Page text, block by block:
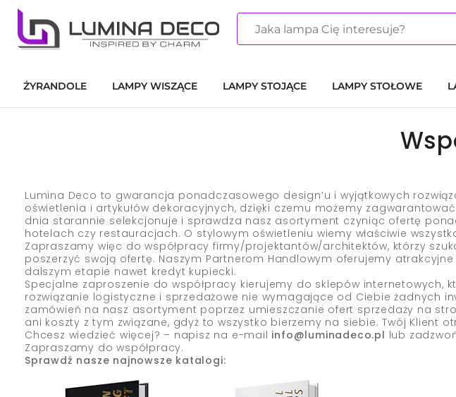
ŻYRANDOLE LAMPY WISZĄCE LAMPY STOJĄCE LAMPY STOŁOWE
Lumina Deco to gwarancja ponadczasowego design’u i wyjątkowych
oświetlenia i artykułów dekoracyjnych, dzięki czemu możemy
dnia starannie selekcjonuje i sprawdza nasz asortyment czyniąc ofertę
hotelach czy restauracjach. O stylowym oświetleniu wiemy właściwie
Zapraszamy więc do współpracy firmy/projektantów/architektów, którzy
poszerzyć swoją ofertę. Naszym Partnerom Handlowym oferujemy
dalszym etapie nawet kredyt kupiecki.
Specjalne zaproszenie do współpracy kierujemy do sklepów
rozwiązanie logistyczne i sprzedażowe nie wymagające od Ciebie żadnych
zamówień na nasz asortyment poprzez umieszczanie ofert sprzedaży na
ani koszty z tym związane, gdyż to wszystko bierzemy na siebie. Twój Klient
Chcesz wiedzieć więcej? – napisz na e-mail info@luminadeco.pl lub
Zapraszamy do współpracy.
Sprawdź nasze najnowsze katalogi: